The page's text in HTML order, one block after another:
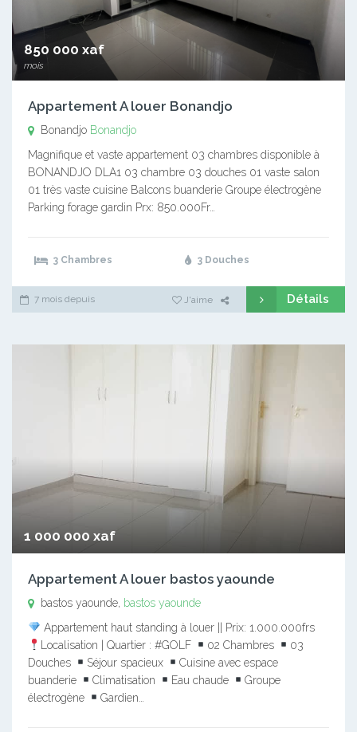
850 000 xaf
mois
Appartement A louer Bonandjo
Bonandjo Bonandjo
Magnifique et vaste appartement 03 chambres disponible à
BONANDJO DLA1 03 chambre 03 douches 01 vaste salon
01 très vaste cuisine Balcons buanderie Groupe électrogène
Parking forage gardin Prx: 850.000Fr…
3 Chambres 3 Douches
7 mois depuis J'aime Détails
1 000 000 xaf
Appartement A louer bastos yaounde
bastos yaounde, bastos yaounde
Appartement haut standing à louer || Prix: 1.000.000frs
Localisation | Quartier : #GOLF
02 Chambres
03
Douches
Séjour spacieux
Cuisine avec espace
buanderie
Climatisation Eau chaude
Groupe
électrogène
Gardien…